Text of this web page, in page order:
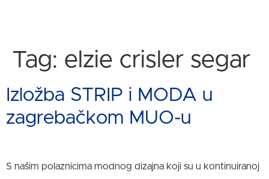
Tag: elzie crisler segar
Izložba STRIP i MODA u
zagrebačkom MUO-u
S našim polaznicima modnog dizajna koji su u kontinuiranoj